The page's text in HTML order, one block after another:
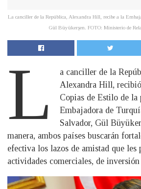
La canciller de la República, Alexandra Hill, recibe a la
Gül Büyükerşen. FOTO: Ministerio de
L
a canciller de la
Alexandra Hill,
Copias de Estilo de la
Embajadora de
Salvador, Gül
manera, ambos países buscarán
efectiva los lazos de amistad que les
actividades comerciales, de